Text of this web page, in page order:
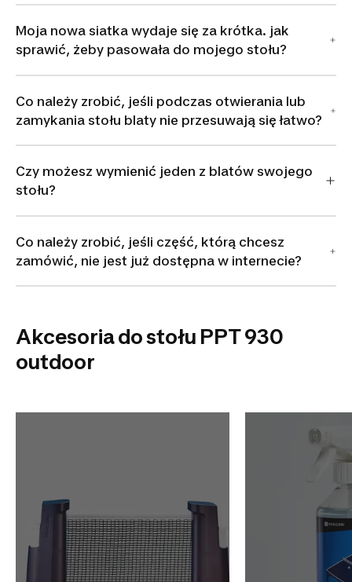
Moja nowa siatka wydaje się za krótka. jak
sprawić, żeby pasowała do mojego stołu?
Co należy zrobić, jeśli podczas otwierania lub
zamykania stołu blaty nie przesuwają się łatwo?
Czy możesz wymienić jeden z blatów swojego
stołu?
Co należy zrobić, jeśli część, którą chcesz
zamówić, nie jest już dostępna w internecie?
Akcesoria do stołu PPT 930
outdoor